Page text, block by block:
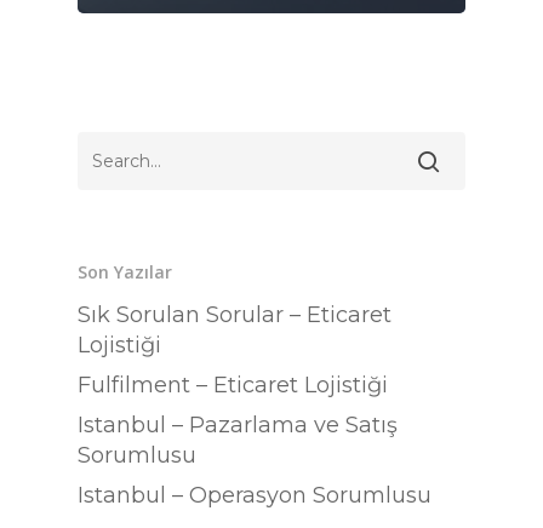
Son Yazılar
Sık Sorulan Sorular – Eticaret
Lojistiği
Fulfilment – Eticaret Lojistiği
Istanbul – Pazarlama ve Satış
Sorumlusu
Istanbul – Operasyon Sorumlusu
Lokasyon
İletişim
Türkçe